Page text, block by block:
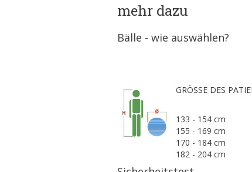
mehr dazu
Bälle - wie auswählen?
GRÖSSE DES
133 - 154 cm
155 - 169 cm
170 - 184 cm
182 - 204 cm